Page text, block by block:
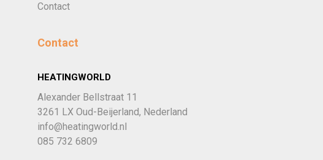
Contact
Contact
HEATINGWORLD
Alexander Bellstraat 11
3261 LX Oud-Beijerland, Nederland
info@heatingworld.nl
085 732 6809